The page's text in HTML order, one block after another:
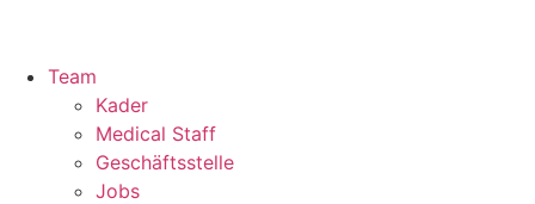
Team
Kader
Medical Staff
Geschäftsstelle
Jobs